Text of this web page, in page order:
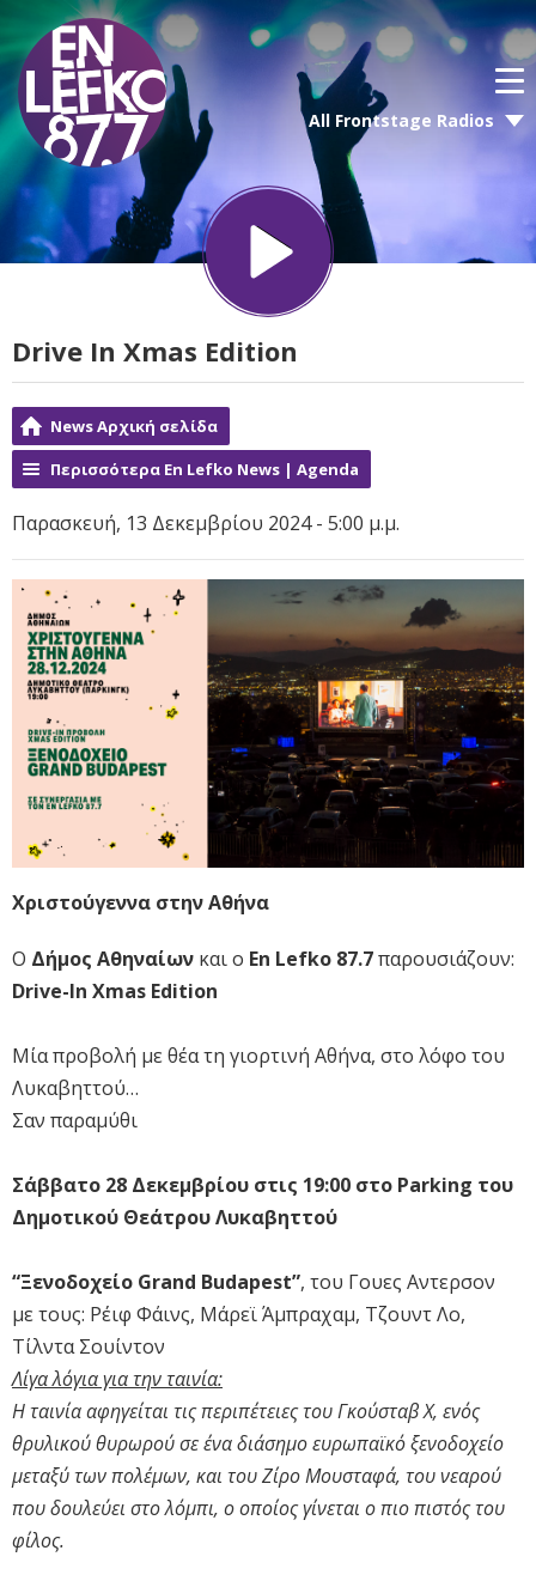
All Frontstage Radios
Drive In Xmas Edition
News Αρχική σελίδα
Περισσότερα En Lefko News | Agenda
Παρασκευή, 13 Δεκεμβρίου 2024 - 5:00 μ.μ.
Χριστούγεννα στην Αθήνα
Ο Δήμος Αθηναίων και ο En Lefko 87.7παρουσιάζουν:
Drive-In Xmas Edition
Μία προβολή με θέα τη γιορτινή Αθήνα, στο λόφο του
Λυκαβηττού…
Σαν παραμύθι
Σάββατο 28 Δεκεμβρίου στις 19:00 στο Parking του
Δημοτικού Θεάτρου Λυκαβηττού
“Ξενοδοχείο Grand Budapest”, του Γουες Αντερσον
με τους: Ρέιφ Φάινς, Μάρεϊ Άμπραχαμ, Τζουντ Λο,
Τίλντα Σουίντον
Λίγα λόγια για την ταινία:
Η ταινία αφηγείται τις περιπέτειες του Γκούσταβ Χ, ενός
θρυλικού θυρωρού σε ένα διάσημο ευρωπαϊκό ξενοδοχείο
μεταξύ των πολέμων, και του Ζίρο Μουσταφά, του νεαρού
που δουλεύει στο λόμπι, ο οποίος γίνεται ο πιο πιστός του
φίλος.